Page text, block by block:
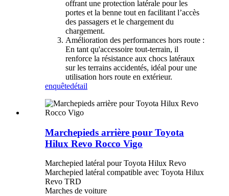
offrant une protection latérale pour les
portes et la benne tout en facilitant l’accès
des passagers et le chargement du
chargement.
Amélioration des performances hors route :
En tant qu'accessoire tout-terrain, il
renforce la résistance aux chocs latéraux
sur les terrains accidentés, idéal pour une
utilisation hors route en extérieur.
enquêtedétail
Marchepieds arrière pour Toyota
Hilux Revo Rocco Vigo
Marchepied latéral pour Toyota Hilux Revo
Marchepied latéral compatible avec Toyota Hilux
Revo TRD
Marches de voiture